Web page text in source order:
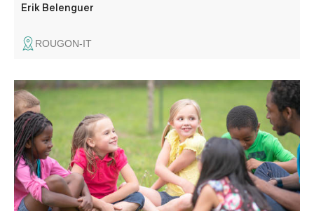
Erik Belenguer
ROUGON-IT
Il centro accoglie i vostri bambini ad Annot e Entrevaux,
nei locali delle scuole elementari e materne. Offriamo
un'ampia gamma di attività musicali, artistiche, creative e
all'aria aperta, adattate alle esigenze dei bambini.